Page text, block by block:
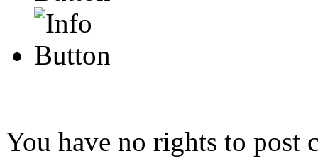
You have no rights to post